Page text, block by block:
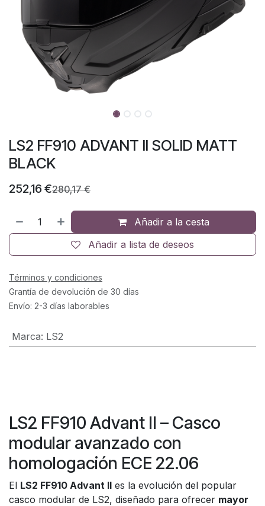
LS2 FF910 ADVANT II SOLID MATT
BLACK
252,16 €280,17€
Añadir a la cesta
Añadir a lista de deseos
Términos y condiciones
Grantía de devolución de 30 días
Envío: 2-3 días laborables
Marca: LS2
LS2 FF910 Advant II – Casco
modular avanzado con
homologación ECE 22.06
El LS2 FF910 Advant II es la evolución del popular
casco modular de LS2, diseñado para ofrecer mayor